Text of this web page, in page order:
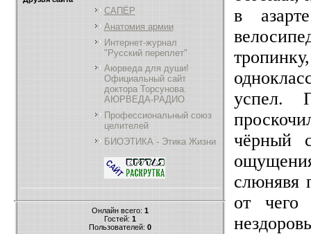
САПЁР
Анатомия армии
Интернет-журнал
"Русский переплет"
Аюрведа для души!
Официальный сайт
доктора Торсунова.
АЮРВЕДА-РАДИО
Профессиональный союз
целителей
БИОЭТИКА - Этика Жизни
Онлайн всего: 1
Гостей: 1
Пользователей: 0
в
успел.
чёрный
слюнявя
от чего